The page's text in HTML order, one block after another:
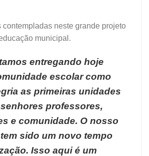
contempladas neste grande projeto
municipal.
entregando hoje
escolar como
as primeiras unidades
professores,
e comunidade. O nosso
sido um novo tempo
Isso aqui é um